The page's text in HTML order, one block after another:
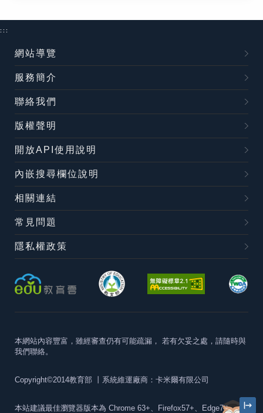
:::
網站導覽
服務簡介
聯絡我們
版權聲明
開放API使用說明
內嵌搜尋欄位說明
相關連結
常見問題
隱私權政策
本網站內容豐富，雖經審查仍有可能疏漏， 若有欠妥之處，請隨時與
我們聯絡。
Copyright©2014教育部 丨系統維運廠商：卡米爾有限公司
本站建議最佳瀏覽器版本為 Chrome 63+、Firefox57+、Edge79+及